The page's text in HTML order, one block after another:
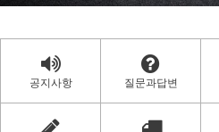
공지사항 질문과답변